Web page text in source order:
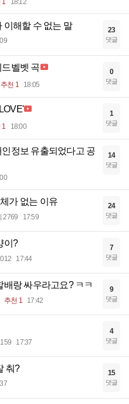
이해할 수 없는 말 23
댓글
벨벳 곡
추천 1 18:05
0
댓글
18:00
1
댓글
정보 유출되었다고 공
14
댓글
가 없는 이유
2769 17:59
24
댓글
이?
17:44
7
댓글
배랑 싸우라고요? ㅋㅋ
추천 1 17:42
9
댓글
17:37
4
댓글
춰? 15
댓글